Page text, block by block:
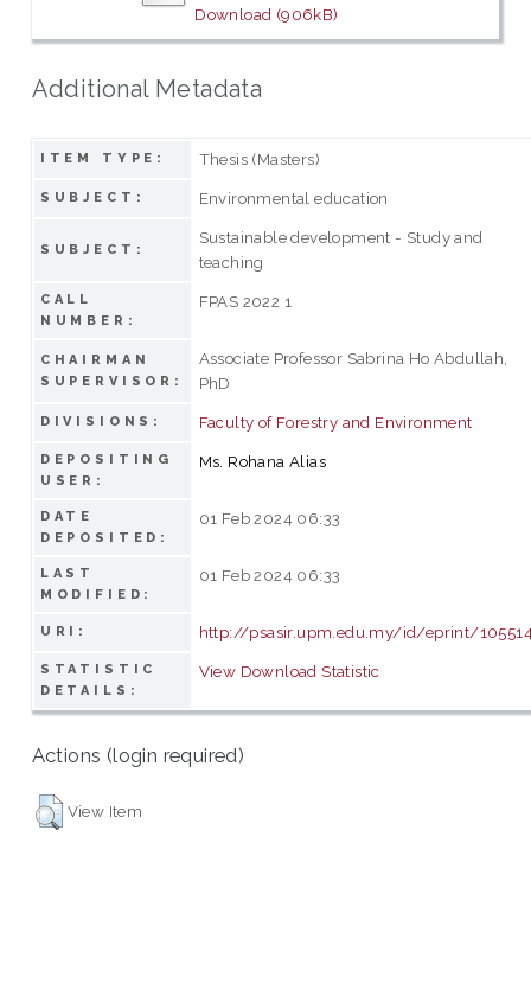
Download (906kB)
Additional Metadata
ITEM TYPE: Thesis (Masters)
SUBJECT: Environmental education
SUBJECT:
Sustainable development - Study and
teaching
CALL
NUMBER:
FPAS 2022 1
CHAIRMAN
SUPERVISOR:
Associate Professor Sabrina Ho Abdullah,
PhD
DIVISIONS: Faculty of Forestry and Environment
DEPOSITING
USER:
Ms. Rohana Alias
DATE
DEPOSITED:
01 Feb 2024 06:33
LAST
MODIFIED:
01 Feb 2024 06:33
URI: http://psasir.upm.edu.my/id/eprint/
STATISTIC
DETAILS:
View Download Statistic
Actions (login required)
View Item